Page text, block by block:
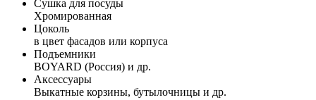
Сушка для посуды
Хромированная
Цоколь
в цвет фасадов или корпуса
Подъемники
BOYARD (Россия) и др.
Аксессуары
Выкатные корзины, бутылочницы и др.